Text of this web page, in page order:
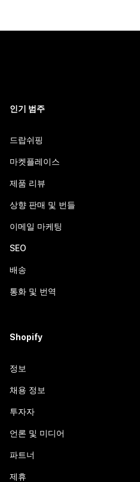
인기 범주
드랍쉬핑
마켓플레이스
제품 리뷰
상향 판매 및 번들
이메일 마케팅
SEO
배송
통화 및 번역
Shopify
정보
채용 정보
투자자
언론 및 미디어
파트너
제휴